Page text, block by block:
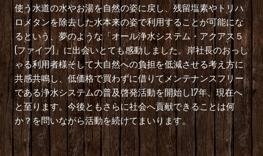
使う水道の水やお湯を自然の姿に戻し、残留塩素やトリハ
ロメタンを除去した水本来の姿で利用することが可能にな
るという、夢のような「オール浄水システム・アクアス５
(ファイブ)」に出会いとても感動しました。岸社長のおっし
ゃる利用者様そして大自然への負担を低減させる考え方に
共感共鳴し、低価格で買わずに借りてメンテナンスフリー
である浄水システムの普及啓発活動を開始し17年、現在へ
と至ります。今後ともさらに社会へ貢献できることは何
か？を問いながら活動を続けてまいります。